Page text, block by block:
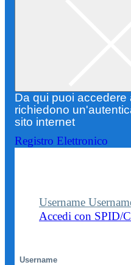
Da qui puoi
richiedono
sito internet
Registro Elettronico
Username
Accedi con SPID/